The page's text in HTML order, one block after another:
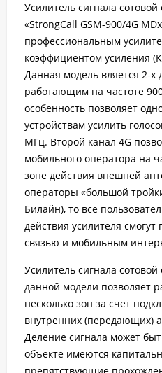
Усилитель сигнала
«StrongCall GSM-900/4G
профессиональным
коэффициентом усиления
Данная модель вляется 2-
работающим на частоте
особенность позволяет
устройствам усилить
МГц. Второй канал 4G
мобильного оператора на
зоне действия внешней
операторы «большой
Билайн), то все
действия усилителя
связью и мобильным
Усилитель сигнала
данной модели позволяет
несколько зон за счет
внутренних (передающих)
Деление сигнала может
объекте имеются